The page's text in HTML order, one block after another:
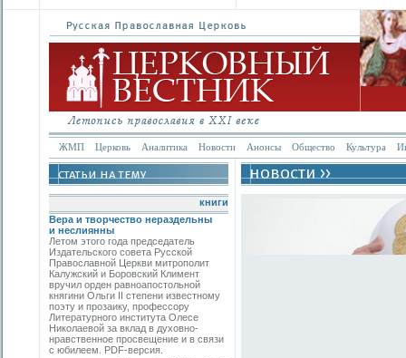
ЖМП Церковь Аналитика Новости Анонсы Общество Культура
книги
Вера и творчество нераздельны
и неслиянны
Летом этого года председатель
Издательского совета Русской
Православной Церкви митрополит
Калужский и Боровский Климент
вручил орден равноапостольной
княгини Ольги II степени известному
поэту и прозаику, профессору
Литературного института Олесе
Николаевой за вклад в духовно-
нравственное просвещение и в связи
с юбилеем. PDF-версия.